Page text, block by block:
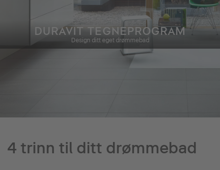
DURAVIT TEGNEPROGRAM
Design ditt eget drømmebad
4 trinn til ditt drømmebad